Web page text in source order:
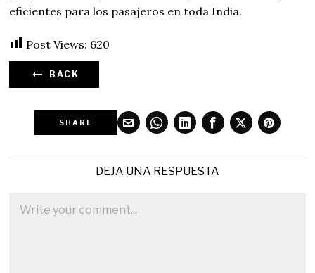
eficientes para los pasajeros en toda India.
Post Views: 620
BACK
SHARE
DEJA UNA RESPUESTA